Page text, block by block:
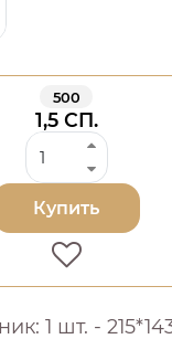
500
1,5 СП.
Купить
1 шт. -